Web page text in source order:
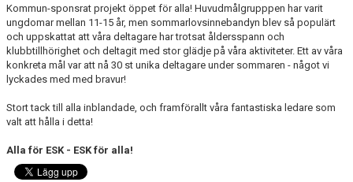
Kommun-sponsrat projekt öppet för alla! Huvudmålgrupppen har varit
ungdomar mellan 11-15 år, men sommarlovsinnebandyn blev så populärt
och uppskattat att våra deltagare har trotsat åldersspann och
klubbtillhörighet och deltagit med stor glädje på våra aktiviteter. Ett av våra
konkreta mål var att nå 30 st unika deltagare under sommaren - något vi
lyckades med med bravur!
Stort tack till alla inblandade, och framförallt våra fantastiska ledare som
valt att hålla i detta!
Alla för ESK - ESK för alla!